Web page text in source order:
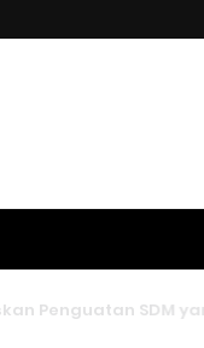
Penguatan SDM